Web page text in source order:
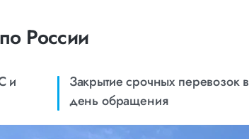
России
и
Закрытие срочных перевозок в
день обращения